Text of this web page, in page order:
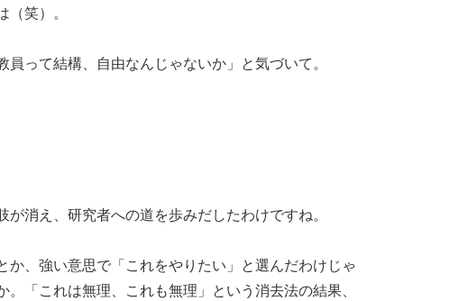
笑）。
って結構、自由なんじゃないか」と気づいて。
消え、研究者への道を歩みだしたわけですね。
、強い意思で「これをやりたい」と選んだわけじゃ
「これは無理、これも無理」という消去法の結果、